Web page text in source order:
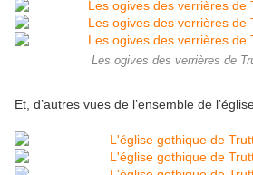
Les ogives des verrières de
Et, d’autres vues de l’ensemble de